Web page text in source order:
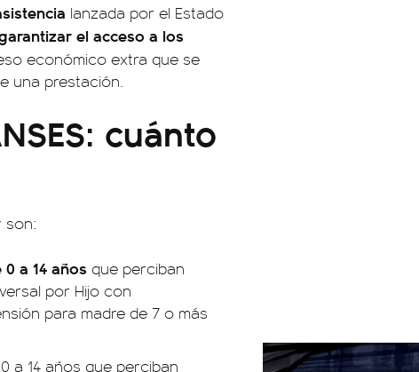
lanzada por el Estado
el acceso a los
económico extra que se
una prestación.
cuánto
son:
a 14 años que perciban
por Hijo con
para madre de 7 o más
a 14 años que perciban